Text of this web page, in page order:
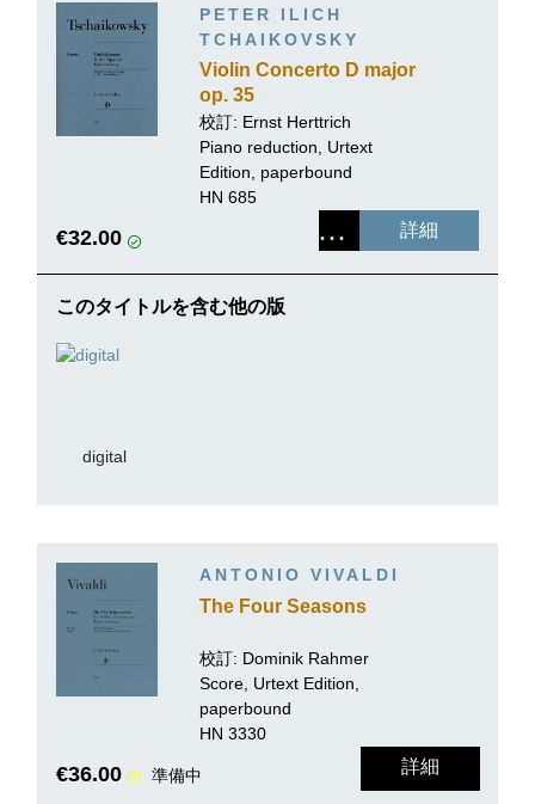
PETER ILICH
TCHAIKOVSKY
Violin Concerto D major
op. 35
校訂: Ernst Herttrich
Piano reduction, Urtext
Edition, paperbound
HN 685
€32.00 詳細
このタイトルを含む他の版
digital
ANTONIO VIVALDI
The Four Seasons
校訂: Dominik Rahmer
Score, Urtext Edition,
paperbound
HN 3330
€36.00 準備中 詳細